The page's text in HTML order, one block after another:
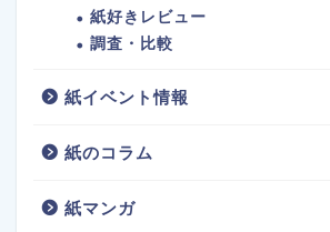
紙好きレビュー
調査・比較
紙イベント情報
紙のコラム
紙マンガ